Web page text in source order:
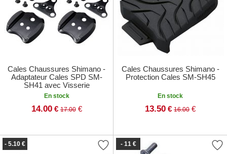
Cales Chaussures Shimano -
Adaptateur Cales SPD SM-
SH41 avec Visserie
En stock
14.00 € 17.00€
Cales Chaussures Shimano -
Protection Cales SM-SH45
En stock
13.50 € 16.00 €
- 5.10 € - 11 €